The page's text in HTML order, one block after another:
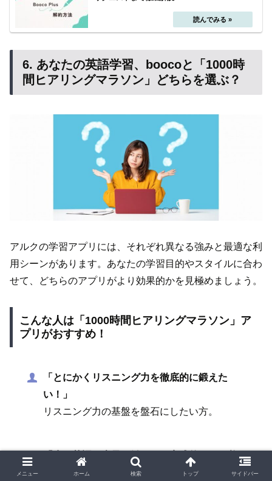
6. あなたの英語学習、boocoと「1000時
間ヒアリングマラソン」どちらを選ぶ？
アルクの学習アプリには、それぞれ異なる強みと最適な利
用シーンがあります。あなたの学習目的やスタイルに合わ
せて、どちらのアプリがより効果的かを見極めましょう。
こんな人は「1000時間ヒアリングマラソン」ア
プリがおすすめ！
「とにかくリスニング力を徹底的に鍛えた
い！」
リスニング力の基盤を盤石にしたい方。
「生の英語に大量に触れて、実践的な耳を養い
たい！」
メニュー ホーム 検索 トップ サイドバー